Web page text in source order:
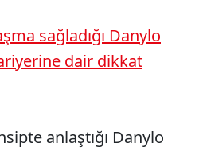
sağladığı Danylo
dair dikkat
anlaştığı Danylo